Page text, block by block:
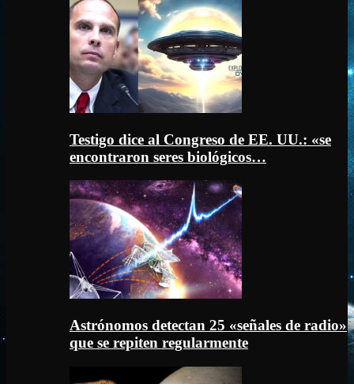
Testigo dice al Congreso de EE. UU.: «se
encontraron seres biológicos…
Astrónomos detectan 25 «señales de radio»
que se repiten regularmente